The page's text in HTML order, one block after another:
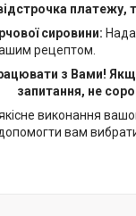
сировини:
рецептом.
з Вами!
запитання, не
виконання
вам